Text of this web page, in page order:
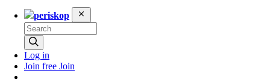
periskop
Log in
Join free Join